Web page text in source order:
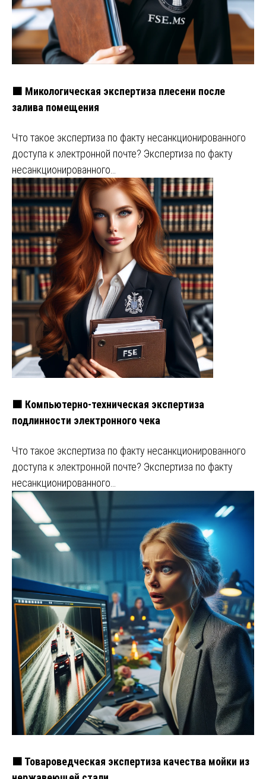
🟧 Микологическая экспертиза плесени после
залива помещения
Что такое экспертиза по факту несанкционированного
доступа к электронной почте? Экспертиза по факту
несанкционированного…
🟧 Компьютерно-техническая экспертиза
подлинности электронного чека
Что такое экспертиза по факту несанкционированного
доступа к электронной почте? Экспертиза по факту
несанкционированного…
🟧 Товароведческая экспертиза качества мойки из